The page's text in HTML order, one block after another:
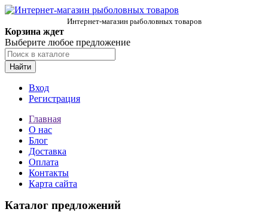
Интернет-магазин рыболовных товаров
Корзина ждет
Выберите любое предложение
Найти
Вход
Регистрация
Главная
О нас
Блог
Доставка
Оплата
Контакты
Карта сайта
Каталог предложений